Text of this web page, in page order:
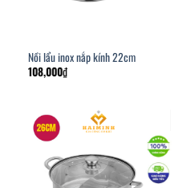
Nồi lẩu inox nắp kính 22cm
108,000₫